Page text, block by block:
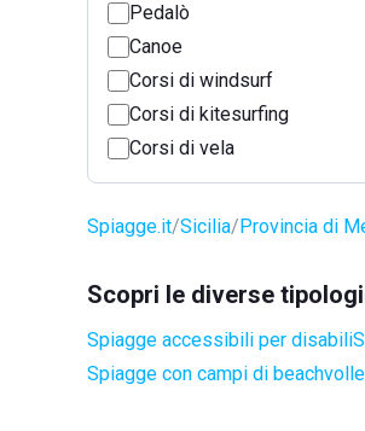
Pedalò
Canoe
Corsi di windsurf
Corsi di kitesurfing
Corsi di vela
Spiagge.it Sicilia Provincia di
Scopri le diverse
Spiagge accessibili per disabili
Spiagge con campi di